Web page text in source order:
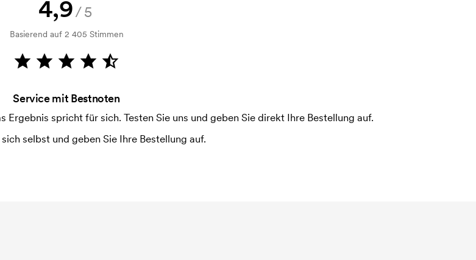
4,9/5
Basierend auf 2 405 Stimmen
Service mit Bestnoten
spricht für sich. Testen Sie uns und geben Sie direkt Ihre Bestellung auf.
selbst und geben Sie Ihre Bestellung auf.